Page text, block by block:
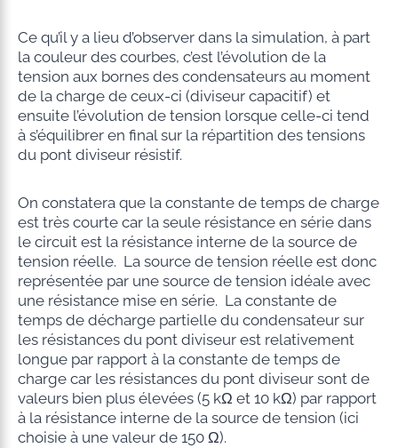
Ce qu’il y a lieu d’observer dans la simulation, à part
la couleur des courbes, c’est l’évolution de la
tension aux bornes des condensateurs au moment
de la charge de ceux-ci (diviseur capacitif) et
ensuite l’évolution de tension lorsque celle-ci tend
à s’équilibrer en final sur la répartition des tensions
du pont diviseur résistif.
On constatera que la constante de temps de charge
est très courte car la seule résistance en série dans
le circuit est la résistance interne de la source de
tension réelle. La source de tension réelle est donc
représentée par une source de tension idéale avec
une résistance mise en série. La constante de
temps de décharge partielle du condensateur sur
les résistances du pont diviseur est relativement
longue par rapport à la constante de temps de
charge car les résistances du pont diviseur sont de
valeurs bien plus élevées (5 kΩ et 10 kΩ) par rapport
à la résistance interne de la source de tension (ici
choisie à une valeur de 150 Ω).